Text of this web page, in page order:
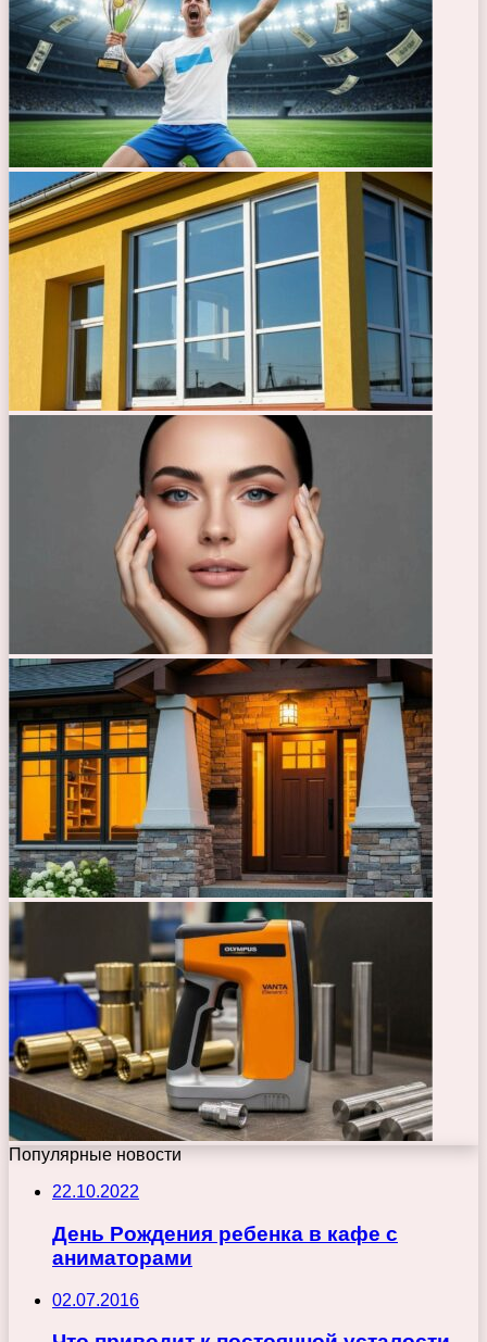
Популярные новости
22.10.2022
День Рождения ребенка в кафе с
аниматорами
02.07.2016